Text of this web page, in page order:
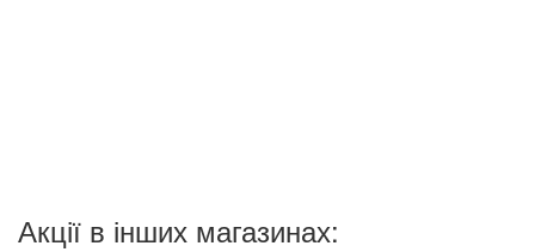
Акції в інших магазинах: